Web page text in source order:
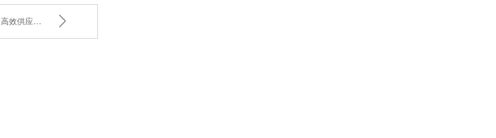
从国内贸易到物流配送：打造高效供应链的终极指南